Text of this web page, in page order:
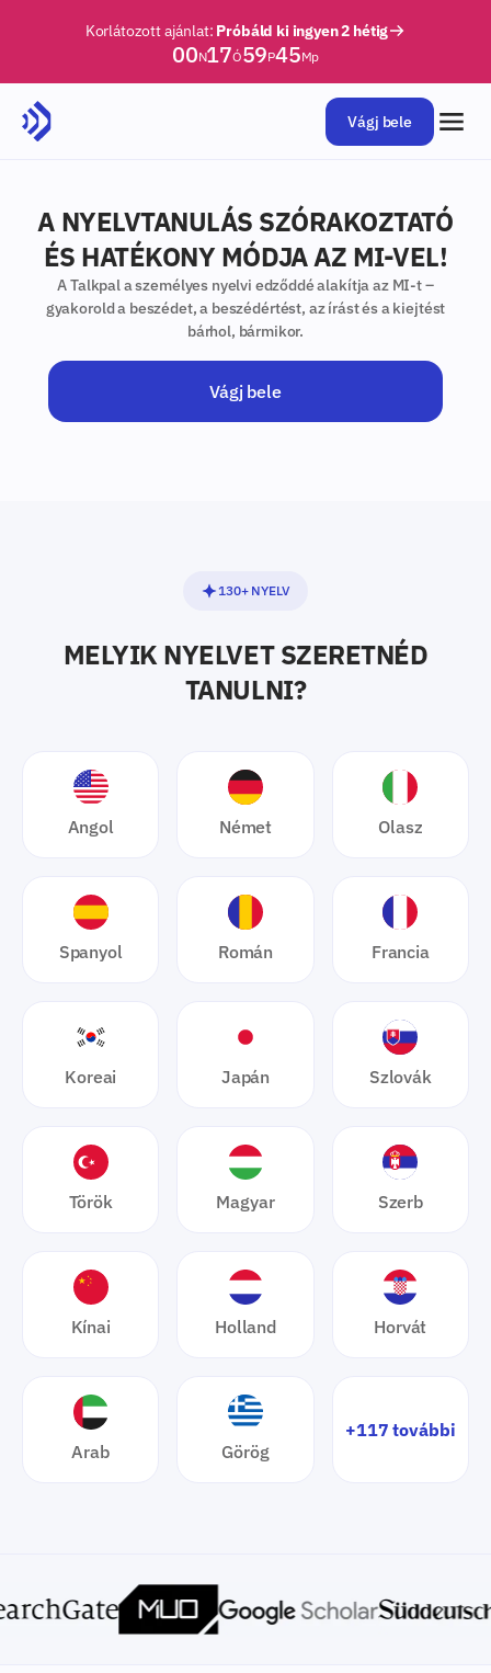
00N17Ó59P44Mp
Korlátozott ajánlat: Próbáld ki ingyen 2 hétig
Vágj bele
A NYELVTANULÁS SZÓRAKOZTATÓ
ÉS HATÉKONY MÓDJA AZ MI-VEL!
A Talkpal a személyes nyelvi edződdé alakítja az MI-t –
gyakorold a beszédet, a beszédértést, az írást és a kiejtést
bárhol, bármikor.
Vágj bele
130+ NYELV
MELYIK NYELVET SZERETNÉD
TANULNI?
Angol Német Olasz
Spanyol Román Francia
Koreai Japán Szlovák
Török Magyar Szerb
Kínai Holland Horvát
Arab Görög
+117 további